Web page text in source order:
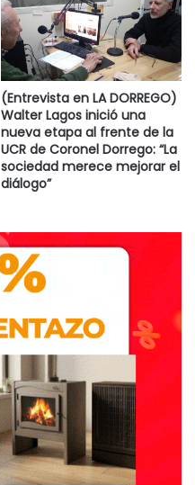
(Entrevista en LA DORREGO)
Walter Lagos inició una
nueva etapa al frente de la
UCR de Coronel Dorrego: “La
sociedad merece mejorar el
diálogo”